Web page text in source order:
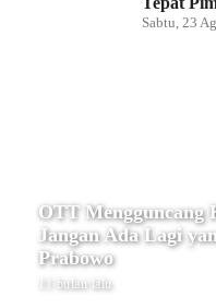
Sabtu, 23
OTT Mengguncang
Jangan Ada Lagi
Prabowo
11 bulan lalu